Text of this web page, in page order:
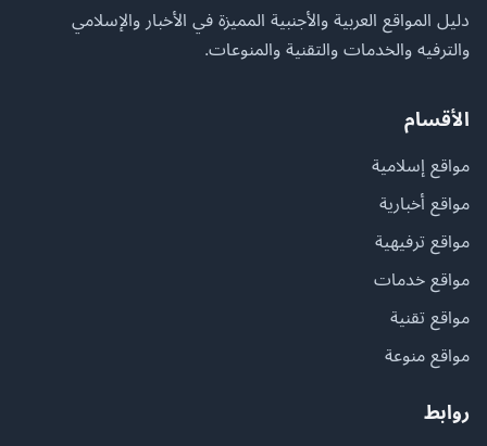
دليل المواقع العربية والأجنبية المميزة في الأخبار والإسلامي
والترفيه والخدمات والتقنية والمنوعات.
الأقسام
مواقع إسلامية
مواقع أخبارية
مواقع ترفيهية
مواقع خدمات
مواقع تقنية
مواقع منوعة
روابط